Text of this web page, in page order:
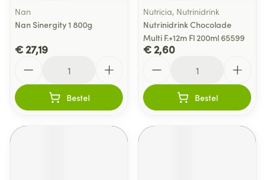
Nan
Nan Sinergity 1 800g
€ 27,19
Bestel
Nutricia, Nutrinidrink
Nutrinidrink Chocolade
Multi F.+12m Fl 200ml 65599
€ 2,60
Bestel